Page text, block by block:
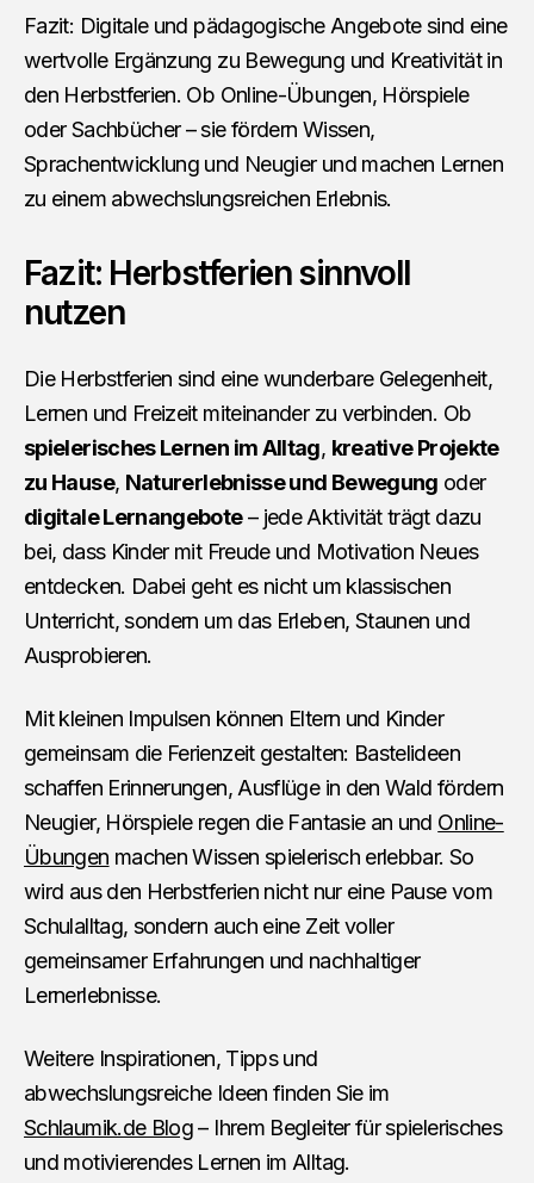
Fazit: Digitale und pädagogische Angebote sind eine
wertvolle Ergänzung zu Bewegung und Kreativität in
den Herbstferien. Ob Online-Übungen, Hörspiele
oder Sachbücher – sie fördern Wissen,
Sprachentwicklung und Neugier und machen Lernen
zu einem abwechslungsreichen Erlebnis.
Fazit: Herbstferien sinnvoll
nutzen
Die Herbstferien sind eine wunderbare Gelegenheit,
Lernen und Freizeit miteinander zu verbinden. Ob
spielerisches Lernen im Alltag, kreative Projekte
zu Hause, Naturerlebnisse und Bewegung oder
digitale Lernangebote– jede Aktivität trägt dazu
bei, dass Kinder mit Freude und Motivation Neues
entdecken. Dabei geht es nicht um klassischen
Unterricht, sondern um das Erleben, Staunen und
Ausprobieren.
Mit kleinen Impulsen können Eltern und Kinder
gemeinsam die Ferienzeit gestalten: Bastelideen
schaffen Erinnerungen, Ausflüge in den Wald fördern
Neugier, Hörspiele regen die Fantasie an und Online-
Übungen machen Wissen spielerisch erlebbar. So
wird aus den Herbstferien nicht nur eine Pause vom
Schulalltag, sondern auch eine Zeit voller
gemeinsamer Erfahrungen und nachhaltiger
Lernerlebnisse.
Weitere Inspirationen, Tipps und
abwechslungsreiche Ideen finden Sie im
Schlaumik.de Blog– Ihrem Begleiter für spielerisches
und motivierendes Lernen im Alltag.